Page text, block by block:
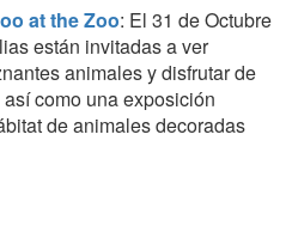
at the Zoo: El 31 de Octubre
están invitadas a ver
animales y disfrutar de
como una exposición
de animales decoradas